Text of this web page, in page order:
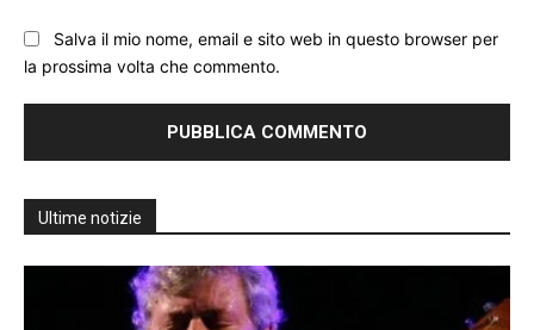
Salva il mio nome, email e sito web in questo browser per
la prossima volta che commento.
Ultime notizie